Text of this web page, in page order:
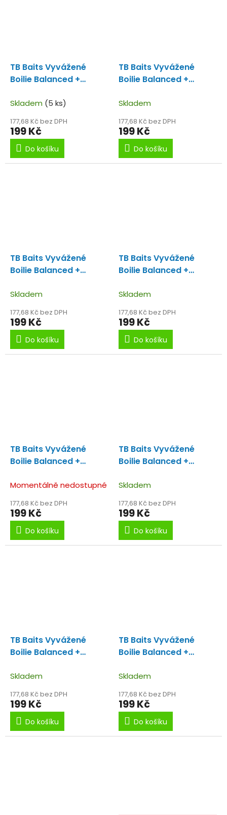
TB Baits Vyvážené
Boilie Balanced +
Strawberry 100 g - 24
Skladem (5 ks)
177,68 Kč bez DPH
199 Kč
Do košíku
TB Baits Vyvážené
Boilie Balanced +
g - 16 mm
Skladem
177,68 Kč bez DPH
199 Kč
Do košíku
TB Baits Vyvážené
Boilie Balanced +
g - 20 mm
Skladem
177,68 Kč bez DPH
199 Kč
Do košíku
TB Baits Vyvážené
Boilie Balanced +
g - 24 mm
Skladem
177,68 Kč bez DPH
199 Kč
Do košíku
TB Baits Vyvážené
Boilie Balanced +
100 g 20-24 mm
Momentálně nedostupné
177,68 Kč bez DPH
199 Kč
Do košíku
TB Baits Vyvážené
Boilie Balanced +
Krill 100 g - 16 mm
Skladem
177,68 Kč bez DPH
199 Kč
Do košíku
TB Baits Vyvážené
Boilie Balanced +
Krill 100 g - 20 mm
Skladem
177,68 Kč bez DPH
199 Kč
Do košíku
TB Baits Vyvážené
Boilie Balanced +
Krill 100 g - 24 mm
Skladem
177,68 Kč bez DPH
199 Kč
Do košíku